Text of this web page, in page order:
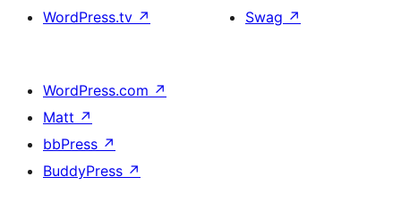
WordPress.tv ↗
Swag ↗
WordPress.com ↗
Matt ↗
bbPress ↗
BuddyPress ↗